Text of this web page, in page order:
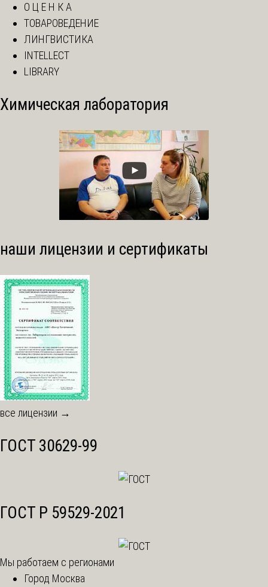
О Ц Е Н К А
ТОВАРОВЕДЕНИЕ
ЛИНГВИСТИКА
INTELLECT
LIBRARY
Химическая лаборатория
наши лицензии и сертификаты
все лицензии →
ГОСТ 30629-99
ГОСТ Р 59529-2021
Мы работаем с регионами
Город Москва